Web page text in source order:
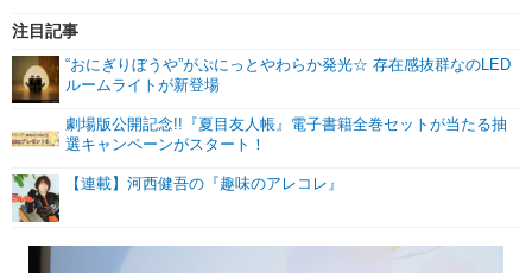
注目記事
“おにぎりぼうや”がぷにっとやわらか発光☆ 存在感抜群なのLED
ルームライトが新登場
劇場版公開記念!!『夏目友人帳』電子書籍全巻セットが当たる抽
選キャンペーンがスタート！
【連載】河西健吾の『趣味のアレコレ』